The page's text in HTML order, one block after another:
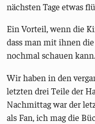
nächsten Tage etwas
Ein Vorteil, wenn die
dass man mit ihnen
nochmal schauen kann.
Wir haben in den
letzten drei Teile der
Nachmittag war der
als Fan, ich mag die